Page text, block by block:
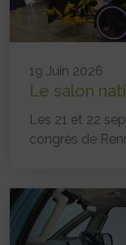
19 Juin 2026
Le salon
Les 21 et 22
congrès de